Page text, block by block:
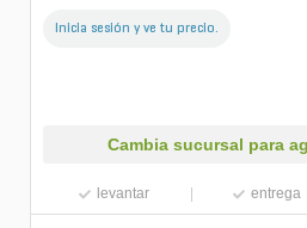
Inicia sesión y ve tu precio.
Cambia sucursal para
levantar entrega